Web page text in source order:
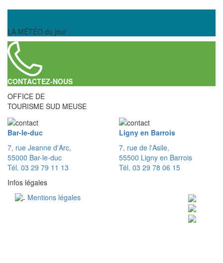
LA MÉTÉO du jour
CONTACTEZ-NOUS
OFFICE DE
TOURISME SUD MEUSE
Bar-le-duc
7, rue Jeanne d'Arc,
55000 Bar-le-duc
Tél. 03 29 79 11 13
Ligny en Barrois
7, rue de l'Asile,
55500 Ligny en Barrois
Tél. 03 29 78 06 15
Infos légales
Mentions légales